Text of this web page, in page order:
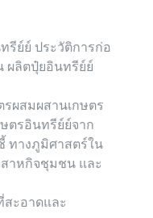
รีย์ย์ ประวัติการก่อ
ผลิตปุ๋ยอินทรีย์ย์
ผสมผสานเกษตร
ตรอินทรีย์ย์จาก
ทางภูมิศาสตร์ใน
าหกิจชุมชน และ
ะอาดและ